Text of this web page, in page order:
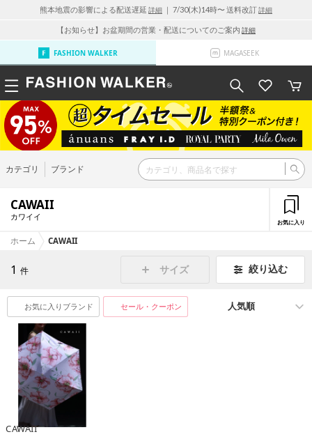
熊本地震の影響による配送遅延 詳細 ｜ 7/30(木)14時〜 送料改訂詳細
【お知らせ】お盆期間の営業・配送についてのご案内 詳細
FASHION WALKER MAGASEEK
カテゴリ ブランド
CAWAII
カワイイ
お気に入り
ホーム CAWAII
1 件 サイズ 絞り込む
お気に入りブランド セール・クーポン
CAWAII